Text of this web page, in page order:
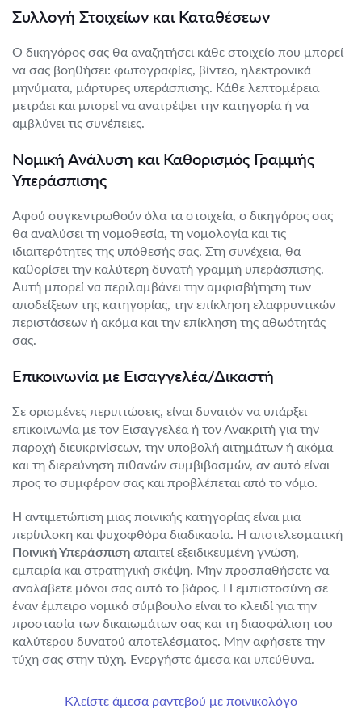
Συλλογή Στοιχείων και Καταθέσεων
Ο δικηγόρος σας θα αναζητήσει κάθε στοιχείο που μπορεί
να σας βοηθήσει: φωτογραφίες, βίντεο, ηλεκτρονικά
μηνύματα, μάρτυρες υπεράσπισης. Κάθε λεπτομέρεια
μετράει και μπορεί να ανατρέψει την κατηγορία ή να
αμβλύνει τις συνέπειες.
Νομική Ανάλυση και Καθορισμός Γραμμής
Υπεράσπισης
Αφού συγκεντρωθούν όλα τα στοιχεία, ο δικηγόρος σας
θα αναλύσει τη νομοθεσία, τη νομολογία και τις
ιδιαιτερότητες της υπόθεσής σας. Στη συνέχεια, θα
καθορίσει την καλύτερη δυνατή γραμμή υπεράσπισης.
Αυτή μπορεί να περιλαμβάνει την αμφισβήτηση των
αποδείξεων της κατηγορίας, την επίκληση ελαφρυντικών
περιστάσεων ή ακόμα και την επίκληση της αθωότητάς
σας.
Επικοινωνία με Εισαγγελέα/Δικαστή
Σε ορισμένες περιπτώσεις, είναι δυνατόν να υπάρξει
επικοινωνία με τον Εισαγγελέα ή τον Ανακριτή για την
παροχή διευκρινίσεων, την υποβολή αιτημάτων ή ακόμα
και τη διερεύνηση πιθανών συμβιβασμών, αν αυτό είναι
προς το συμφέρον σας και προβλέπεται από το νόμο.
Η αντιμετώπιση μιας ποινικής κατηγορίας είναι μια
περίπλοκη και ψυχοφθόρα διαδικασία. Η αποτελεσματική
Ποινική Υπεράσπιση απαιτεί εξειδικευμένη γνώση,
εμπειρία και στρατηγική σκέψη. Μην προσπαθήσετε να
αναλάβετε μόνοι σας αυτό το βάρος. Η εμπιστοσύνη σε
έναν έμπειρο νομικό σύμβουλο είναι το κλειδί για την
προστασία των δικαιωμάτων σας και τη διασφάλιση του
καλύτερου δυνατού αποτελέσματος. Μην αφήσετε την
τύχη σας στην τύχη. Ενεργήστε άμεσα και υπεύθυνα.
Κλείστε άμεσα ραντεβού με ποινικολόγο